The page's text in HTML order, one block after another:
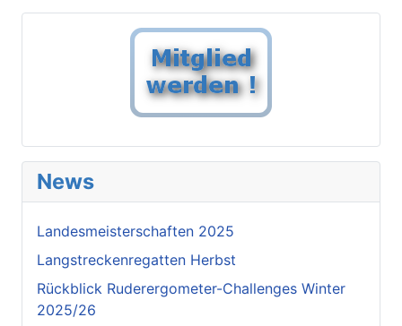
News
Landesmeisterschaften 2025
Langstreckenregatten Herbst
Rückblick Ruderergometer-Challenges Winter
2025/26